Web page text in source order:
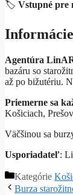
🏷️ Vstupné pre
Agentúra
bazáru so
až po bižutériu.
Priemerne sa
Košiciach,
Väčšinou sa
Usporiadateľ:
Kategórie
Burza